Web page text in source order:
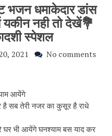
भजन धमाकेदार डांस
नही तो देखें💐
स्पेशल
2021 No comments
आयेंगे
है सब तेरी नजर का कुसूर है राधे
घर भी आयेंगे घनश्याम बस याद कर